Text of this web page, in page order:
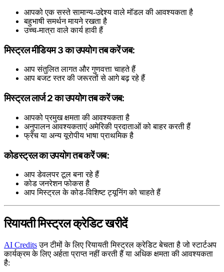
आपको एक सस्ते सामान्य-उद्देश्य वाले मॉडल की आवश्यकता है
बहुभाषी समर्थन मायने रखता है
उच्च-मात्रा वाले कार्य हावी हैं
मिस्ट्रल मीडियम 3 का उपयोग तब करें जब:
आप संतुलित लागत और गुणवत्ता चाहते हैं
आप बजट स्तर की जरूरतों से आगे बढ़ रहे हैं
मिस्ट्रल लार्ज 2 का उपयोग तब करें जब:
आपको प्रमुख क्षमता की आवश्यकता है
अनुपालन आवश्यकताएं अमेरिकी प्रदाताओं को बाहर करती हैं
फ्रेंच या अन्य यूरोपीय भाषा प्राथमिक है
कोडस्ट्रल का उपयोग तब करें जब:
आप डेवलपर टूल बना रहे हैं
कोड जनरेशन फोकस है
आप मिस्ट्रल के कोड-विशिष्ट ट्यूनिंग को चाहते हैं
रियायती मिस्ट्रल क्रेडिट खरीदें
AI Creditsउन टीमों के लिए रियायती मिस्ट्रल क्रेडिट बेचता है जो स्टार्टअप
कार्यक्रम के लिए अर्हता प्राप्त नहीं करती हैं या अधिक क्षमता की आवश्यकता
है: